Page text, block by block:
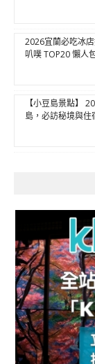
2026宜蘭必吃冰
叭噗 TOP20 懶人
【小豆島景點】
島，必訪秘境與住